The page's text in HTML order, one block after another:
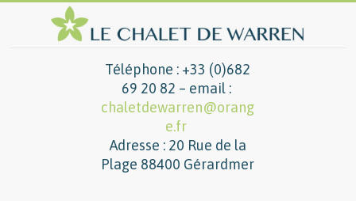
Téléphone : +33 (0)682
69 20 82 – email :
chaletdewarren@orang
e.fr
Adresse : 20 Rue de la
Plage 88400 Gérardmer